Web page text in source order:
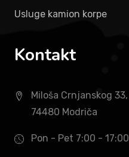
Usluge kamion korpe
Kontakt
Miloša Crnjanskog 33,
74480 Modriča
Pon - Pet 7:00 - 17:00